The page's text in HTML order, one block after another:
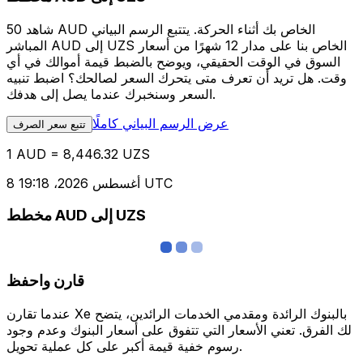
شاهد 50 AUD الخاص بك أثناء الحركة. يتتبع الرسم البياني
المباشر AUD إلى UZS الخاص بنا على مدار 12 شهرًا من أسعار
السوق في الوقت الحقيقي، ويوضح بالضبط قيمة أموالك في أي
وقت. هل تريد أن تعرف متى يتحرك السعر لصالحك؟ اضبط تنبيه
السعر وسنخبرك عندما يصل إلى هدفك.
تتبع سعر الصرف عرض الرسم البياني كاملًا
1 AUD = 8,446.32 UZS
8 أغسطس 2026، 19:18 UTC
مخطط AUD إلى UZS
قارن واحفظ
عندما تقارن Xe بالبنوك الرائدة ومقدمي الخدمات الرائدين، يتضح
لك الفرق. تعني الأسعار التي تتفوق على أسعار البنوك وعدم وجود
رسوم خفية قيمة أكبر على كل عملية تحويل.